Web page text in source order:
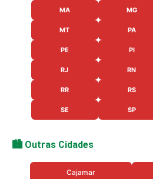
MA MG
MT PA
PE PI
RJ RN
RR RS
SE SP
🏙️ Outras Cidades
Cajamar